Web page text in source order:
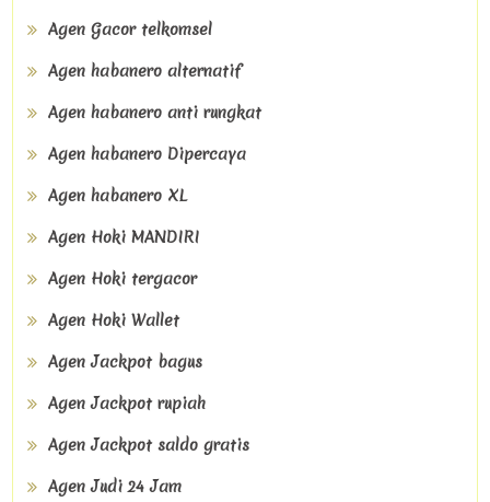
Agen Gacor telkomsel
Agen habanero alternatif
Agen habanero anti rungkat
Agen habanero Dipercaya
Agen habanero XL
Agen Hoki MANDIRI
Agen Hoki tergacor
Agen Hoki Wallet
Agen Jackpot bagus
Agen Jackpot rupiah
Agen Jackpot saldo gratis
Agen Judi 24 Jam